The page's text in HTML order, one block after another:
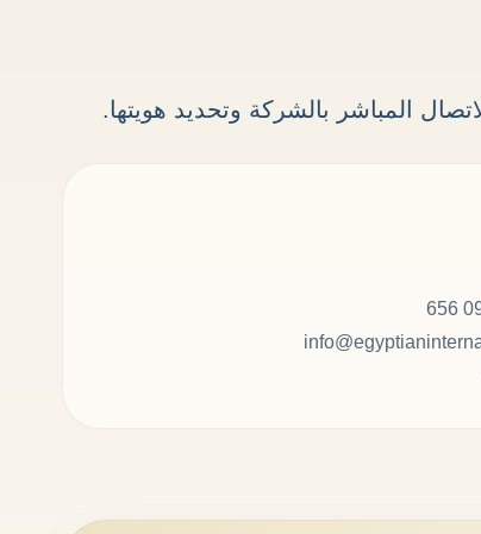
المباشر بالشركة وتحديد هويتها.